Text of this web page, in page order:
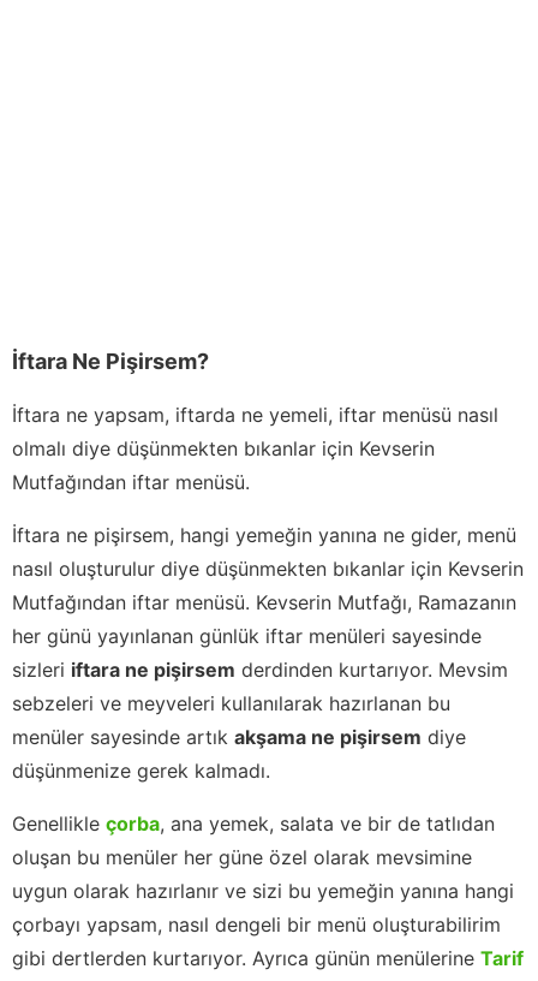
İftara Ne Pişirsem?
İftara ne yapsam, iftarda ne yemeli, iftar menüsü nasıl
olmalı diye düşünmekten bıkanlar için Kevserin
Mutfağından iftar menüsü.
İftara ne pişirsem, hangi yemeğin yanına ne gider, menü
nasıl oluşturulur diye düşünmekten bıkanlar için Kevserin
Mutfağından iftar menüsü. Kevserin Mutfağı, Ramazanın
her günü yayınlanan günlük iftar menüleri sayesinde
sizleri iftara ne pişirsem derdinden kurtarıyor. Mevsim
sebzeleri ve meyveleri kullanılarak hazırlanan bu
menüler sayesinde artık akşama ne pişirsem diye
düşünmenize gerek kalmadı.
Genellikle çorba, ana yemek, salata ve bir de tatlıdan
oluşan bu menüler her güne özel olarak mevsimine
uygun olarak hazırlanır ve sizi bu yemeğin yanına hangi
çorbayı yapsam, nasıl dengeli bir menü oluşturabilirim
gibi dertlerden kurtarıyor. Ayrıca günün menülerine Tarif